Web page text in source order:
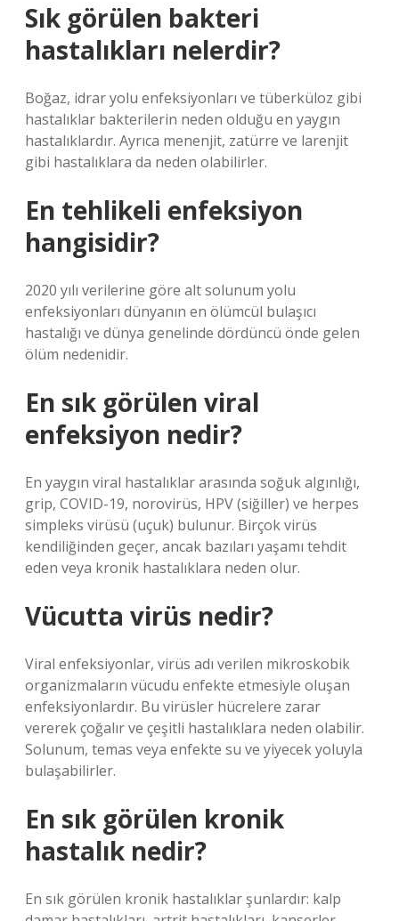
Sık görülen bakteri
hastalıkları nelerdir?
Boğaz, idrar yolu enfeksiyonları ve tüberküloz gibi
hastalıklar bakterilerin neden olduğu en yaygın
hastalıklardır. Ayrıca menenjit, zatürre ve larenjit
gibi hastalıklara da neden olabilirler.
En tehlikeli enfeksiyon
hangisidir?
2020 yılı verilerine göre alt solunum yolu
enfeksiyonları dünyanın en ölümcül bulaşıcı
hastalığı ve dünya genelinde dördüncü önde gelen
ölüm nedenidir.
En sık görülen viral
enfeksiyon nedir?
En yaygın viral hastalıklar arasında soğuk algınlığı,
grip, COVID-19, norovirüs, HPV (siğiller) ve herpes
simpleks virüsü (uçuk) bulunur. Birçok virüs
kendiliğinden geçer, ancak bazıları yaşamı tehdit
eden veya kronik hastalıklara neden olur.
Vücutta virüs nedir?
Viral enfeksiyonlar, virüs adı verilen mikroskobik
organizmaların vücudu enfekte etmesiyle oluşan
enfeksiyonlardır. Bu virüsler hücrelere zarar
vererek çoğalır ve çeşitli hastalıklara neden olabilir.
Solunum, temas veya enfekte su ve yiyecek yoluyla
bulaşabilirler.
En sık görülen kronik
hastalık nedir?
En sık görülen kronik hastalıklar şunlardır: kalp